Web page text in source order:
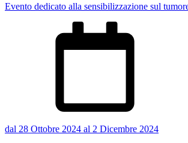
Evento dedicato alla sensibilizzazione sul
dal 28 Ottobre 2024 al 2 Dicembre 2024